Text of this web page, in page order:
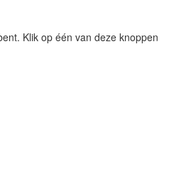
Klik op één van deze knoppen